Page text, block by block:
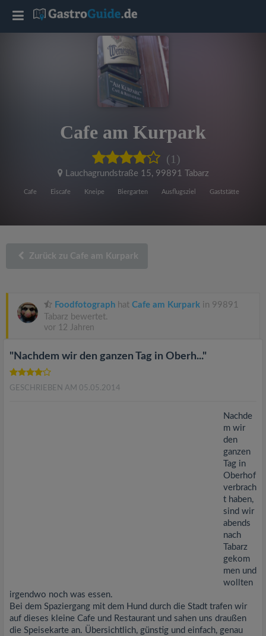
Cafe am Kurpark
(1)
Lauchagrundstraße 15, 99891 Tabarz
Cafe Eiscafe Kneipe Biergarten Ausflugsziel Gaststätte
Zurück zu Cafe am Kurpark
Foodfotograph hat Cafe am Kurpark in 99891
Tabarz bewertet.
vor 12 Jahren
"Nachdem wir den ganzen Tag in Oberh..."
GESCHRIEBEN AM 05.05.2014
Nachde
m wir
den
ganzen
Tag in
Oberhof
verbrach
t haben,
sind wir
abends
nach
Tabarz
gekom
men und
wollten
irgendwo noch was essen.
Bei dem Spaziergang mit dem Hund durch die Stadt trafen wir
auf dieses kleine Cafe und Restaurant und sahen uns draußen
die Speisekarte an. Übersichtlich, günstig und einfach, genau
T
a
t